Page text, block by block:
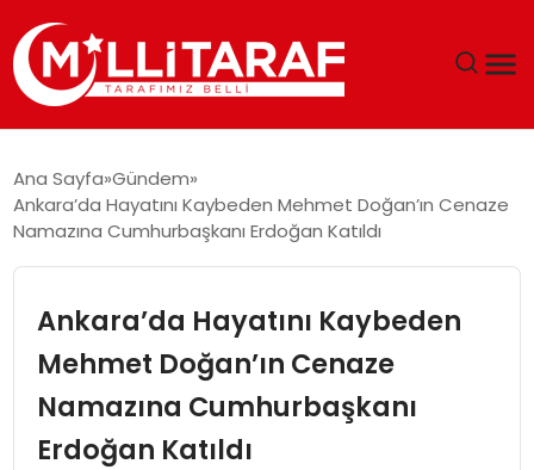
ÖZEL SAYFALAR
SPOR
Ana Sayfa Gündem
Ankara’da Hayatını Kaybeden Mehmet Doğan’ın Cenaze
Namazına Cumhurbaşkanı Erdoğan Katıldı
Ankara’da Hayatını Kaybeden
Mehmet Doğan’ın Cenaze
Namazına Cumhurbaşkanı
Erdoğan Katıldı